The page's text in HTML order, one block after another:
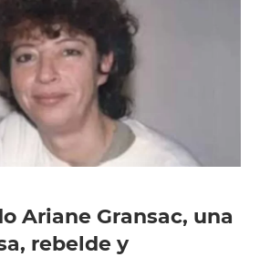
Ariane Gransac, una
rebelde y